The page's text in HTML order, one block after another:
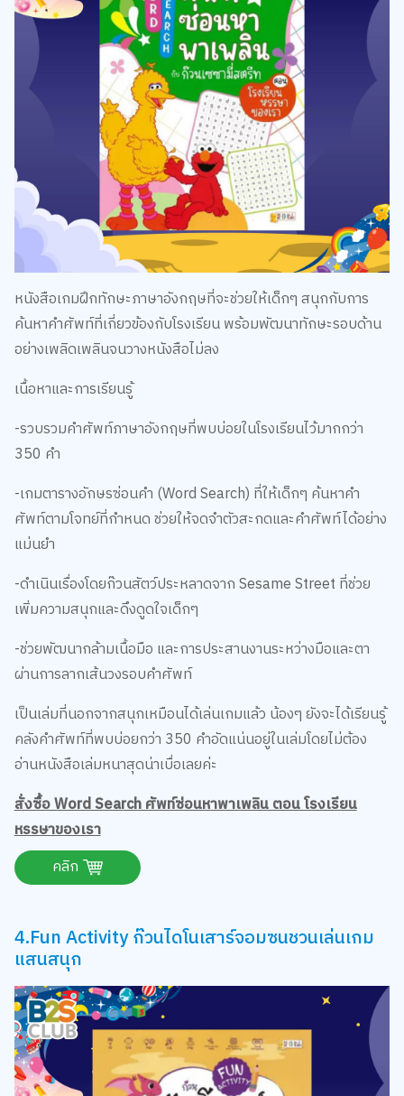
หนังสือเกมฝึกทักษะภาษาอังกฤษที่จะช่วยให้เด็กๆ สนุกกับการ
ค้นหาคำศัพท์ที่เกี่ยวข้องกับโรงเรียน พร้อมพัฒนาทักษะรอบด้าน
อย่างเพลิดเพลินจนวางหนังสือไม่ลง
เนื้อหาและการเรียนรู้
-รวบรวมคำศัพท์ภาษาอังกฤษที่พบบ่อยในโรงเรียนไว้มากกว่า
350 คำ
-เกมตารางอักษรซ่อนคำ (Word Search) ที่ให้เด็กๆ ค้นหาคำ
ศัพท์ตามโจทย์ที่กำหนด ช่วยให้จดจำตัวสะกดและคำศัพท์ได้อย่าง
แม่นยำ
-ดำเนินเรื่องโดยก๊วนสัตว์ประหลาดจาก Sesame Street ที่ช่วย
เพิ่มความสนุกและดึงดูดใจเด็กๆ
-ช่วยพัฒนากล้ามเนื้อมือ และการประสานงานระหว่างมือและตา
ผ่านการลากเส้นวงรอบคำศัพท์
เป็นเล่มที่นอกจากสนุกเหมือนได้เล่นเกมแล้ว น้องๆ ยังจะได้เรียนรู้
คลังคำศัพท์ที่พบบ่อยกว่า 350 คำอัดแน่นอยู่ในเล่มโดยไม่ต้อง
อ่านหนังสือเล่มหนาสุดน่าเบื่อเลยค่ะ
สั่งซื้อ Word Search ศัพท์ซ่อนหาพาเพลิน ตอน โรงเรียน
หรรษาของเรา
คลิก
4.Fun Activity ก๊วนไดโนเสาร์จอมซนชวนเล่นเกม
แสนสนุก